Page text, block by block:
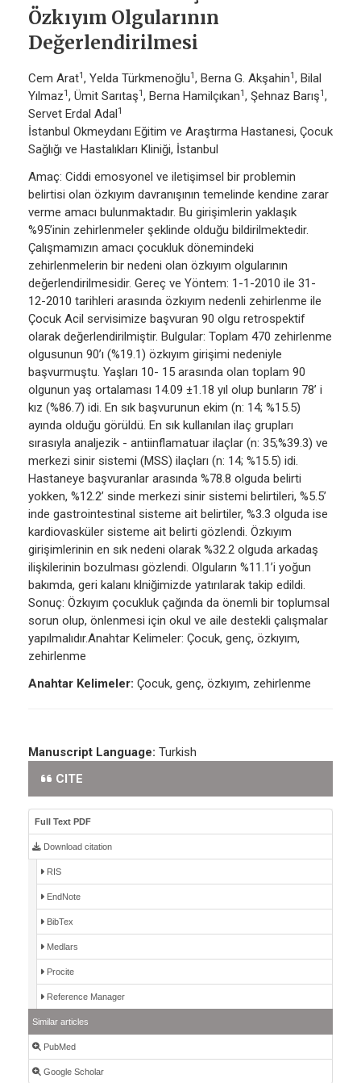
Özkıyım Olgularının
Değerlendirilmesi
Cem Arat1, Yelda Türkmenoğlu1, Berna G. Akşahin1, Bilal
Yılmaz1, Ümit Sarıtaş1, Berna Hamilçıkan1, Şehnaz Barış1,
Servet Erdal Adal1
İstanbul Okmeydanı Eğitim ve Araştırma Hastanesi, Çocuk
Sağlığı ve Hastalıkları Kliniği, İstanbul
Amaç: Ciddi emosyonel ve iletişimsel bir problemin
belirtisi olan özkıyım davranışının temelinde kendine zarar
verme amacı bulunmaktadır. Bu girişimlerin yaklaşık
%95’inin zehirlenmeler şeklinde olduğu bildirilmektedir.
Çalışmamızın amacı çocukluk dönemindeki
zehirlenmelerin bir nedeni olan özkıyım olgularının
değerlendirilmesidir. Gereç ve Yöntem: 1-1-2010 ile 31-
12-2010 tarihleri arasında özkıyım nedenli zehirlenme ile
Çocuk Acil servisimize başvuran 90 olgu retrospektif
olarak değerlendirilmiştir. Bulgular: Toplam 470 zehirlenme
olgusunun 90’ı (%19.1) özkıyım girişimi nedeniyle
başvurmuştu. Yaşları 10- 15 arasında olan toplam 90
olgunun yaş ortalaması 14.09 ±1.18 yıl olup bunların 78’ i
kız (%86.7) idi. En sık başvurunun ekim (n: 14; %15.5)
ayında olduğu görüldü. En sık kullanılan ilaç grupları
sırasıyla analjezik - antiinflamatuar ilaçlar (n: 35;%39.3) ve
merkezi sinir sistemi (MSS) ilaçları (n: 14; %15.5) idi.
Hastaneye başvuranlar arasında %78.8 olguda belirti
yokken, %12.2’ sinde merkezi sinir sistemi belirtileri, %5.5’
inde gastrointestinal sisteme ait belirtiler, %3.3 olguda ise
kardiovasküler sisteme ait belirti gözlendi. Özkıyım
girişimlerinin en sık nedeni olarak %32.2 olguda arkadaş
ilişkilerinin bozulması gözlendi. Olguların %11.1’i yoğun
bakımda, geri kalanı klniğimizde yatırılarak takip edildi.
Sonuç: Özkıyım çocukluk çağında da önemli bir toplumsal
sorun olup, önlenmesi için okul ve aile destekli çalışmalar
yapılmalıdır.Anahtar Kelimeler: Çocuk, genç, özkıyım,
zehirlenme
Anahtar Kelimeler: Çocuk, genç, özkıyım, zehirlenme
Manuscript Language: Turkish
CITE
Full Text PDF
Download citation
RIS
EndNote
BibTex
Medlars
Procite
Reference Manager
Similar articles
PubMed
Google Scholar